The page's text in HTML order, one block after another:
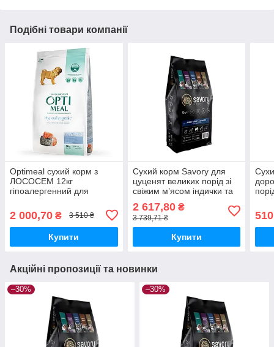
Подібні товари компанії
Optimeal сухий корм з
ЛОСОСЕМ 12кг
гіпоалергенний для
та великих порід
2 000,70 ₴ 3 510 ₴
Купити
Сухий корм Savory для
цуценят великих порід зі
свіжим м’ясом індички та
2 617,80₴
3 739,71 ₴
Купити
Акційні пропозиції та новинки
–30% –30%